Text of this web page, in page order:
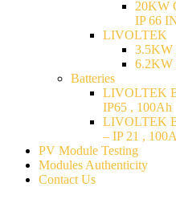
20KW
IP 66
LIVOLTEK
3.5KW
6.2KW
Batteries
LIVOLTEK
IP65 , 100Ah
LIVOLTEK
– IP 21 ,
PV Module Testing
Modules Authenticity
Contact Us